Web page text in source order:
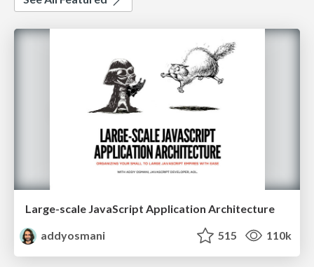
Large-scale JavaScript Application Architecture
addyosmani
515 110k